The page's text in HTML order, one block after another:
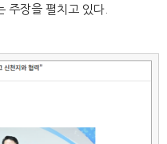
주장을 펼치고 있다.